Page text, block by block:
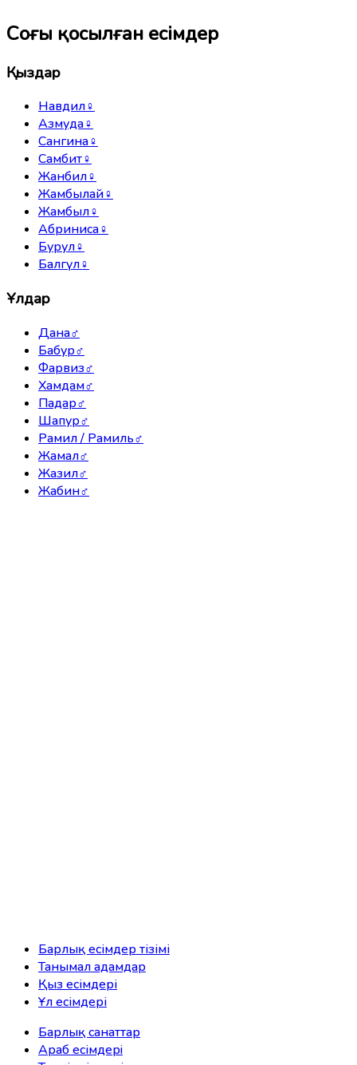
Соңғы қосылған есімдер
Қыздар
Навдил♀
Азмуда♀
Сангина♀
Самбит♀
Жанбил♀
Жамбылай♀
Жамбыл♀
Абриниса♀
Бурул♀
Балгүл♀
Ұлдар
Дана♂
Бабур♂
Фарвиз♂
Хамдам♂
Падар♂
Шапур♂
Рамил / Рамиль♂
Жамал♂
Жазил♂
Жабин♂
Барлық есімдер тізімі
Танымал адамдар
Қыз есімдері
Ұл есімдері
Барлық санаттар
Араб есімдерi